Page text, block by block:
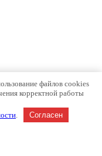
файлов cookies
корректной работы
Согласен